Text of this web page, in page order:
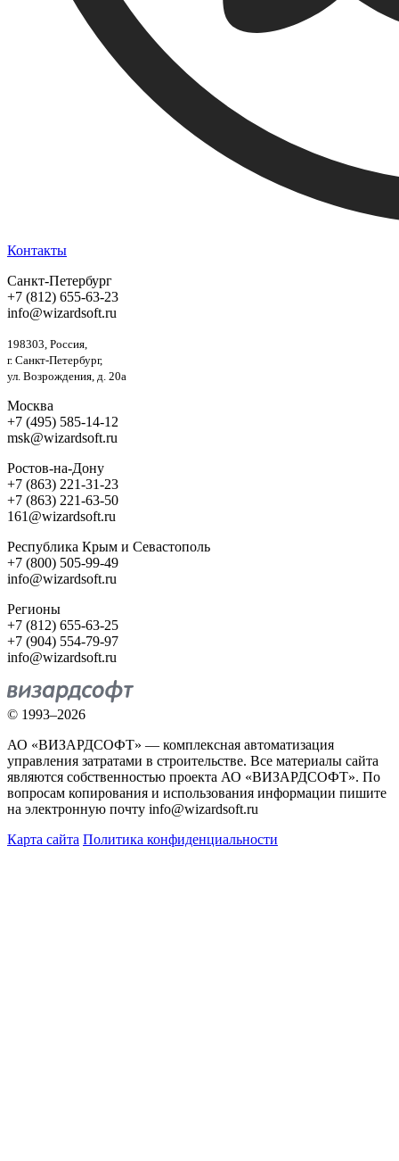
Контакты
Санкт-Петербург
+7 (812) 655-63-23
info@wizardsoft.ru
198303, Россия,
г. Санкт-Петербург,
ул. Возрождения, д. 20а
Москва
+7 (495) 585-14-12
msk@wizardsoft.ru
Ростов-на-Дону
+7 (863) 221-31-23
+7 (863) 221-63-50
161@wizardsoft.ru
Республика Крым и Севастополь
+7 (800) 505-99-49
info@wizardsoft.ru
Регионы
+7 (812) 655-63-25
+7 (904) 554-79-97
info@wizardsoft.ru
© 1993–2026
АО «ВИЗАРДСОФТ» — комплексная автоматизация
управления затратами в строительстве. Все материалы сайта
являются собственностью проекта АО «ВИЗАРДСОФТ». По
вопросам копирования и использования информации пишите
на электронную почту info@wizardsoft.ru
Карта сайта Политика конфиденциальности